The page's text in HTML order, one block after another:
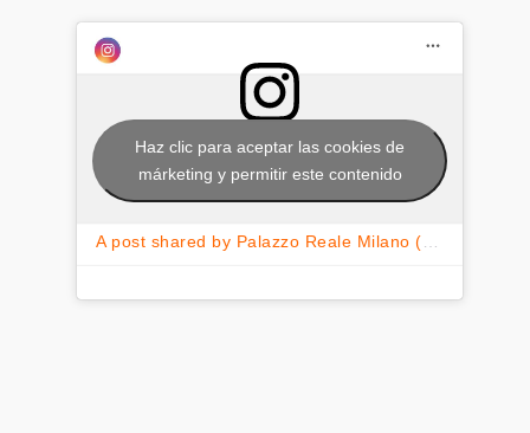
Haz clic para aceptar las cookies de
márketing y permitir este contenido